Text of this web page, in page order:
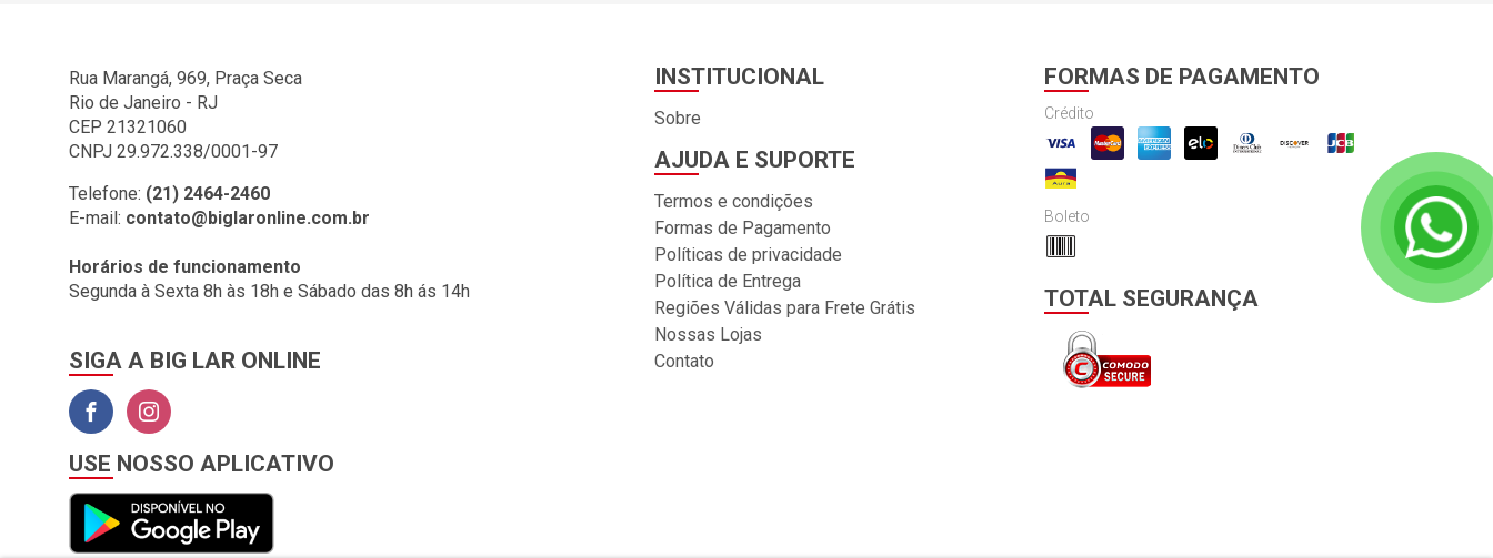
BIG LAR (1)
BOMBRIL (2)
BOTAFOGO (3)
BRASILIT (1)
BRONZEARTE (4)
CERAL (35)
CLINCK COMERCIO DE
COLGATE (1)
COMEP (1)
CORTAG (1)
COZIMAX (63)
Rua Marangá, 969, Praça Seca
Rio de Janeiro - RJ
CEP 21321060
CNPJ 29.972.338/0001-97
Telefone: (21) 2464-2460
E-mail: contato@biglaronline.com.br
Horários de funcionamento
Segunda à Sexta 8h às 18h e Sábado das 8h ás 14h
SIGA A BIG LAR ONLINE
INSTITUCIONAL
Sobre
AJUDA E SUPORTE
Termos e condições
Formas de Pagamento
Políticas de privacidade
Política de Entrega
Regiões Válidas para Frete Grátis
Nossas Lojas
Contato
FORMAS DE PAGAMENTO
Crédito
Boleto
TOTAL SEGURANÇA
USE NOSSO APLICATIVO